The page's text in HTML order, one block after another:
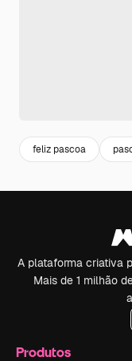
feliz pascoa
A plataforma criativa
Mais de 1 milhão
Produtos